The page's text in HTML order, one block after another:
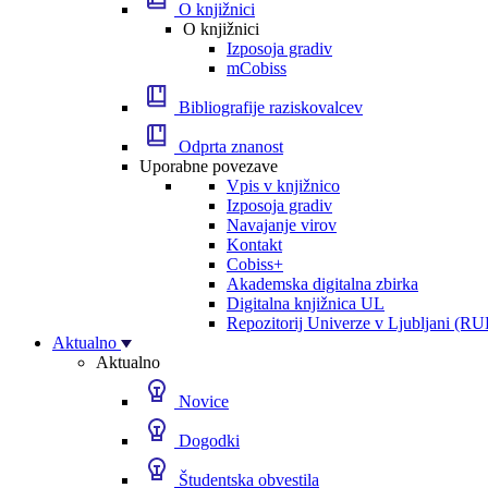
O knjižnici
O knjižnici
Izposoja gradiv
mCobiss
Bibliografije raziskovalcev
Odprta znanost
Uporabne povezave
Vpis v knjižnico
Izposoja gradiv
Navajanje virov
Kontakt
Cobiss+
Akademska digitalna zbirka
Digitalna knjižnica UL
Repozitorij Univerze v Ljubljani
Aktualno
Aktualno
Novice
Dogodki
Študentska obvestila